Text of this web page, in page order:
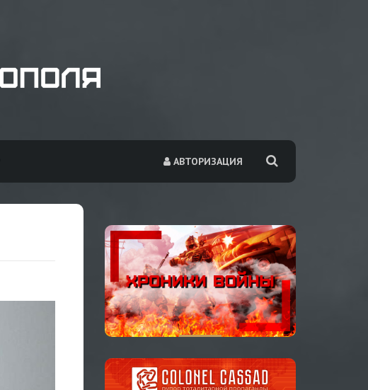
АВТОРИЗАЦИЯ